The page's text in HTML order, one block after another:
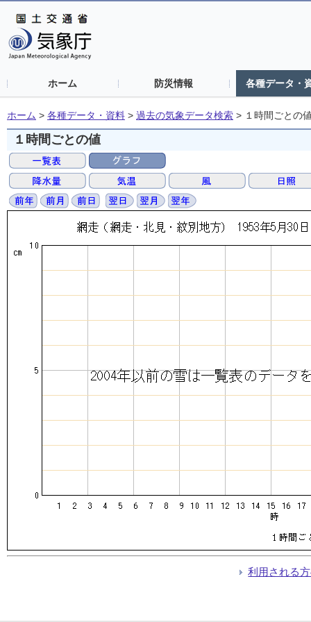
ホーム 防災情報 各種データ・
ホーム > 各種データ・資料 > 過去の気象データ検索 > １時間ごとの
１時間ごとの値
利用される